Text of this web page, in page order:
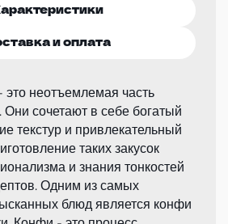
и оплата
это неотъемлемая часть
сочетают в себе богатый
текстур и привлекательный
таких закусок
и знания тонкостей
Одним из самых
блюд является конфи